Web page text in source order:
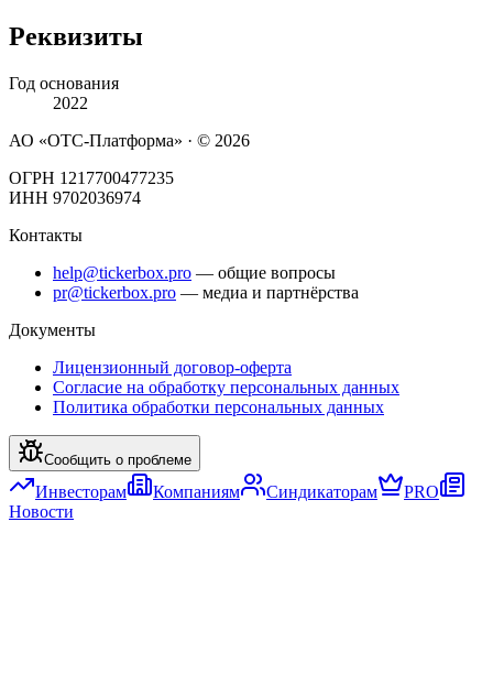
Реквизиты
Год основания
2022
АО «ОТС-Платформа» · © 2026
ОГРН 1217700477235
ИНН 9702036974
Контакты
help@tickerbox.pro — общие вопросы
pr@tickerbox.pro — медиа и партнёрства
Документы
Лицензионный договор-оферта
Согласие на обработку персональных данных
Политика обработки персональных данных
Сообщить о проблеме
Инвесторам Компаниям Синдикаторам
PRO
Новости